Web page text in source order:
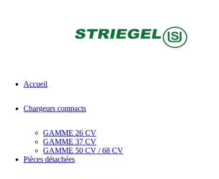
Accueil
Chargeurs compacts
GAMME 26 CV
GAMME 37 CV
GAMME 50 CV / 68 CV
Pièces détachées